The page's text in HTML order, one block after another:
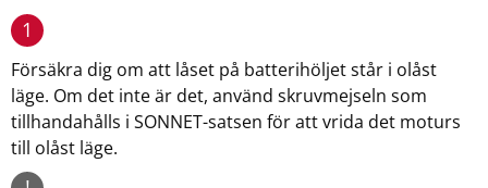
1
Försäkra dig om att låset på batterihöljet står i olåst
läge. Om det inte är det, använd skruvmejseln som
tillhandahålls i SONNET-satsen för att vrida det moturs
till olåst läge.